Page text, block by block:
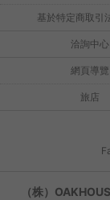
基於特定商取引
洽詢中心
網頁導覽
旅店
（株）